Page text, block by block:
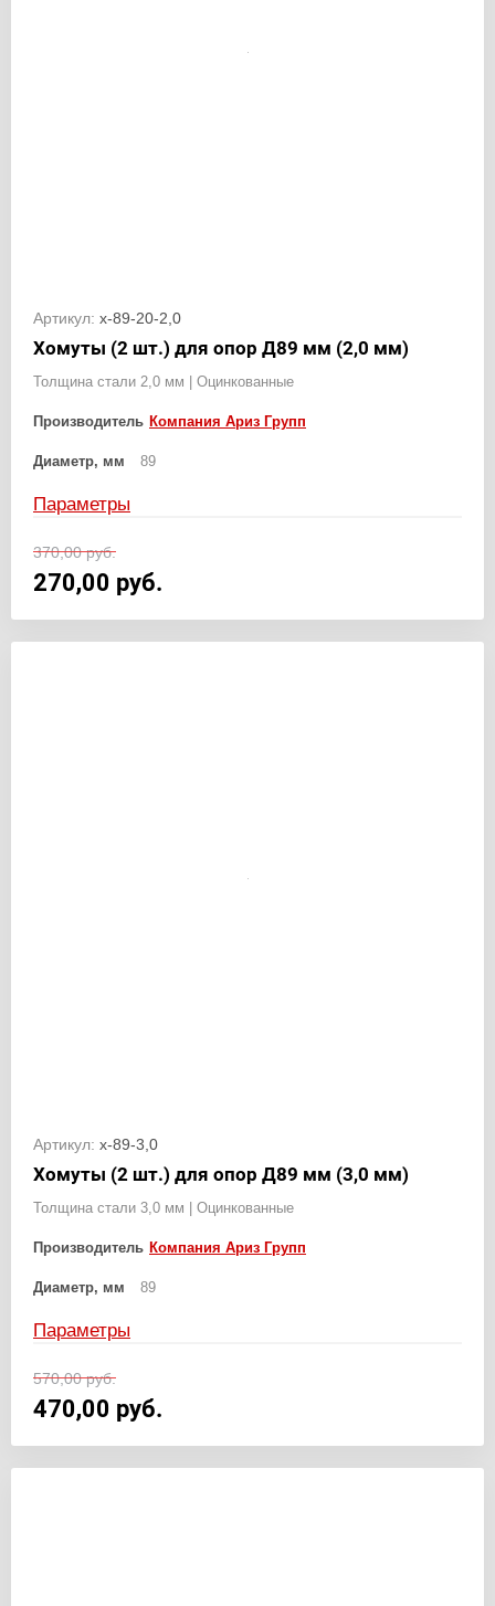
Артикул: х-89-20-2,0
Хомуты (2 шт.) для опор Д89 мм (2,0 мм)
Толщина стали 2,0 мм | Оцинкованные
Производитель Компания Ариз Групп
Диаметр, мм 89
Параметры
370,00руб.
270,00 руб.
Артикул: х-89-3,0
Хомуты (2 шт.) для опор Д89 мм (3,0 мм)
Толщина стали 3,0 мм | Оцинкованные
Производитель Компания Ариз Групп
Диаметр, мм 89
Параметры
570,00руб.
470,00 руб.